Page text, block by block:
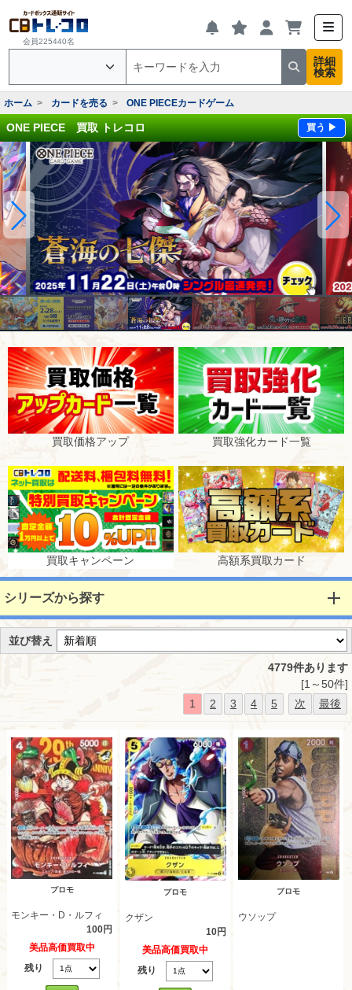
会員225440名
詳細
検索
ホーム カードを売る ONE PIECEカードゲーム
ONE PIECE 買取 トレコロ 買う ▶
買取価格アップ 買取強化カード一覧
買取キャンペーン 高額系買取カード
シリーズから探す
並び替え
4779件あります
[1～50件]
1
2 3 4 5 次 最後
プロモ
モンキー・D・ルフィ
100円
美品高価買取中
残り
プロモ
クザン
10円
美品高価買取中
残り
プロモ
ウソップ